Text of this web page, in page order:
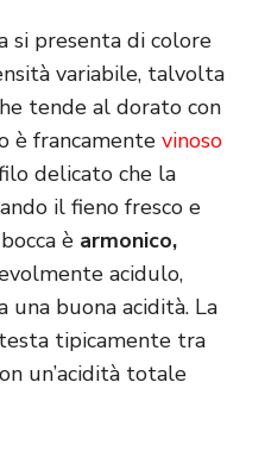
si presenta di colore
variabile, talvolta
tende al dorato con
è francamente vinoso
delicato che la
il fieno fresco e
è armonico,
acidulo,
una buona acidità. La
tipicamente tra
un’acidità totale